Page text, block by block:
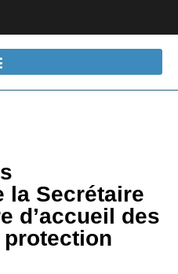
la Secrétaire
d’accueil des
protection